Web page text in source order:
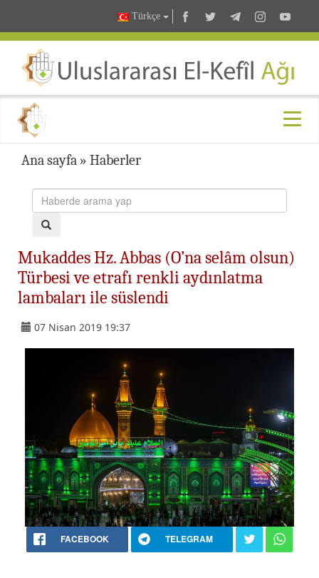
Türkçe
Ana sayfa » Haberler
Mukaddes Hz. Abbas (O’na selâm olsun)
Türbesi ve etrafı renkli aydınlatma
lambaları ile süslendi
07 Nisan 2019 19:37
FACEBOOK TELEGRAM